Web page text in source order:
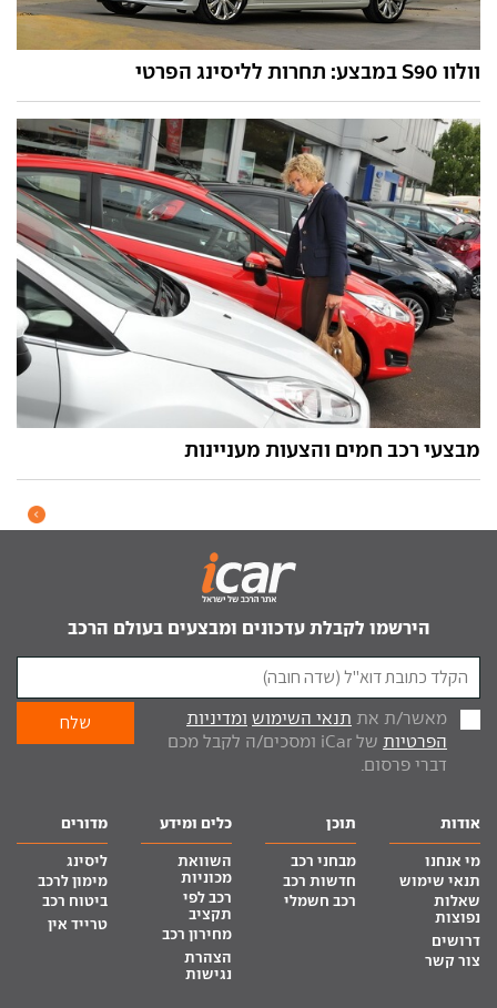
וולוו S90 במבצע: תחרות לליסינג הפרטי
מבצעי רכב חמים והצעות מעניינות
הירשמו לקבלת עדכונים ומבצעים בעולם הרכב
מאשר/ת את תנאי השימוש ומדיניות
הפרטיות
של iCar ומסכים/ה לקבל מכם
דברי פרסום.
אודות
מי אנחנו
תנאי שימוש
שאלות
נפוצות
דרושים
צור קשר
תוכן
מבחני רכב
חדשות רכב
רכב חשמלי
כלים ומידע
השוואת
מכוניות
רכב לפי
תקציב
מחירון רכב
הצהרת
נגישות
מדורים
ליסינג
מימון לרכב
ביטוח רכב
טרייד אין